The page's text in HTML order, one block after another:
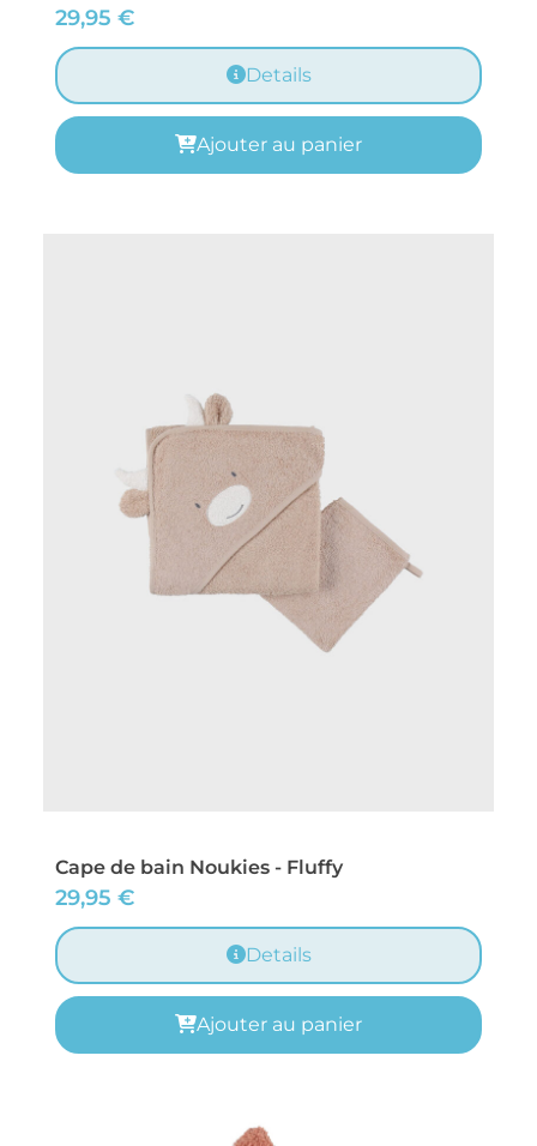
29,95 €
Details
Ajouter au panier
Cape de bain Noukies - Fluffy
29,95 €
Details
Ajouter au panier